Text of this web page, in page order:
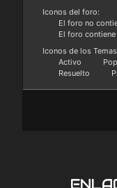
Iconos del foro:
El foro no
El foro
Iconos de los
Activo
Resuelto